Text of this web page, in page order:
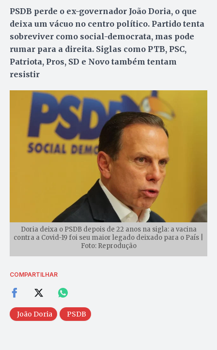
PSDB perde o ex-governador João Doria, o que
deixa um vácuo no centro político. Partido tenta
sobreviver como social-democrata, mas pode
rumar para a direita. Siglas como PTB, PSC,
Patriota, Pros, SD e Novo também tentam
resistir
Doria deixa o PSDB depois de 22 anos na sigla: a vacina
contra a Covid-19 foi seu maior legado deixado para o País |
Foto: Reprodução
COMPARTILHAR
João Doria PSDB